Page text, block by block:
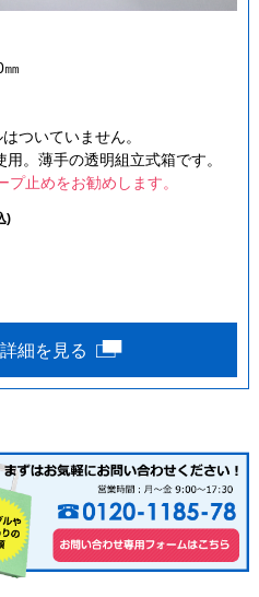
㎜
ついていません。
。薄手の透明組立式箱です。
止めをお勧めします。
)
細を見る